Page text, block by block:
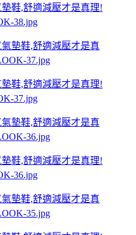
鞋,舒適減壓才是真理!
38.jpg
鞋,舒適減壓才是真理!
37.jpg
鞋,舒適減壓才是真理!
36.jpg